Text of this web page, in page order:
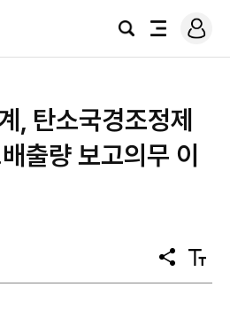
검
전
로
그
, 탄소국경조정제
출량 보고의무 이
공
유
텍
스